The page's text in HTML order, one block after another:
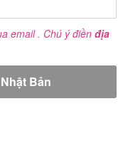
email . Chú ý điền địa